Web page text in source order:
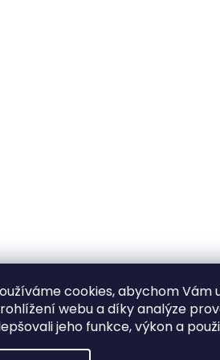
cookies, abychom Vám
webu a díky analýze
jeho funkce, výkon a